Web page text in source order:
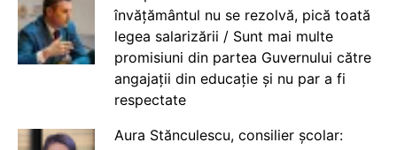
învățământul nu se rezolvă, pică toată
legea salarizării / Sunt mai multe
promisiuni din partea Guvernului către
angajații din educație și nu par a fi
respectate
Aura Stănculescu, consilier școlar: